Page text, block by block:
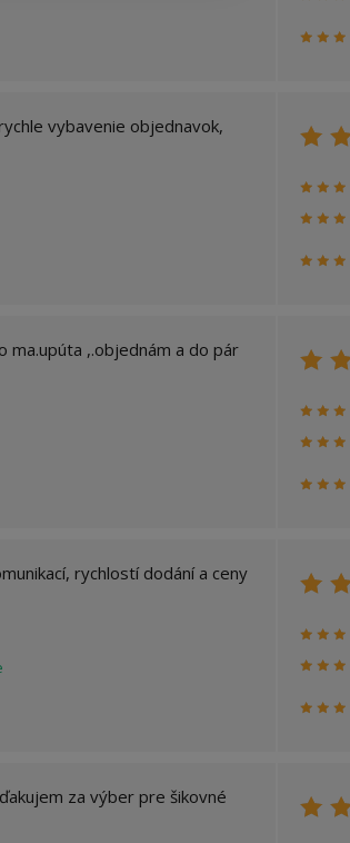
vybavenie objednavok,
ma.upúta ,.objednám a do pár
rychlostí dodání a ceny
za výber pre šikovné